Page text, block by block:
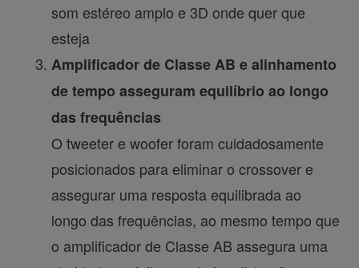
som estéreo amplo e 3D onde quer que
esteja
Amplificador de Classe AB e alinhamento
de tempo asseguram equilíbrio ao longo
das frequências
O tweeter e woofer foram cuidadosamente
posicionados para eliminar o crossover e
assegurar uma resposta equilibrada ao
longo das frequências, ao mesmo tempo que
o amplificador de Classe AB assegura uma